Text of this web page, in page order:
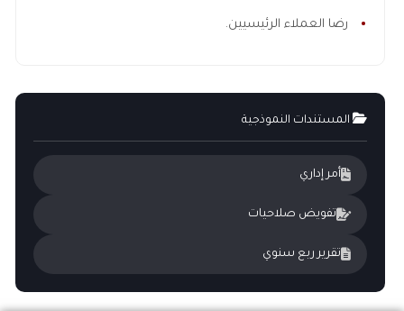
رضا العملاء الرئيسيين.
المستندات النموذجية
أمر إداري
تفويض صلاحيات
تقرير ربع سنوي